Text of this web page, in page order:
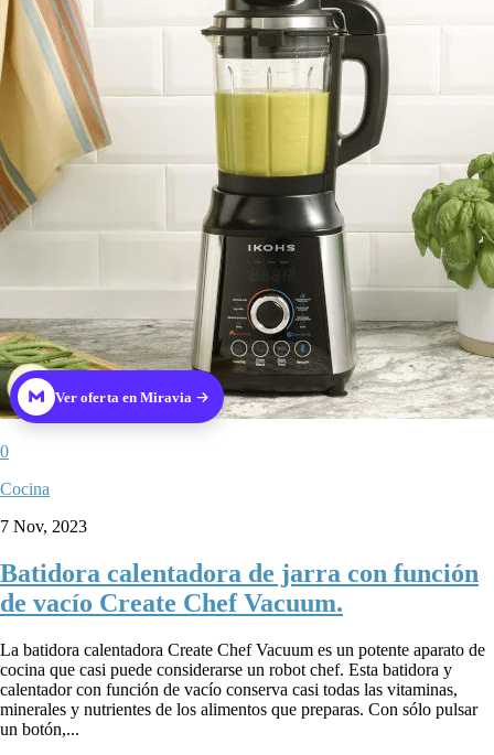
Ver oferta en Miravia
0
Cocina
7 Nov, 2023
Batidora calentadora de jarra con función
de vacío Create Chef Vacuum.
La batidora calentadora Create Chef Vacuum es un potente aparato de
cocina que casi puede considerarse un robot chef. Esta batidora y
calentador con función de vacío conserva casi todas las vitaminas,
minerales y nutrientes de los alimentos que preparas. Con sólo pulsar
un botón,...